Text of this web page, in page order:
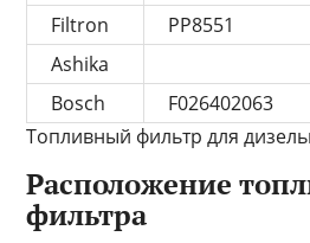
Filtron
PP8551
Ashika
Bosch
F026402063
Топливный фильтр для
Расположение
фильтра